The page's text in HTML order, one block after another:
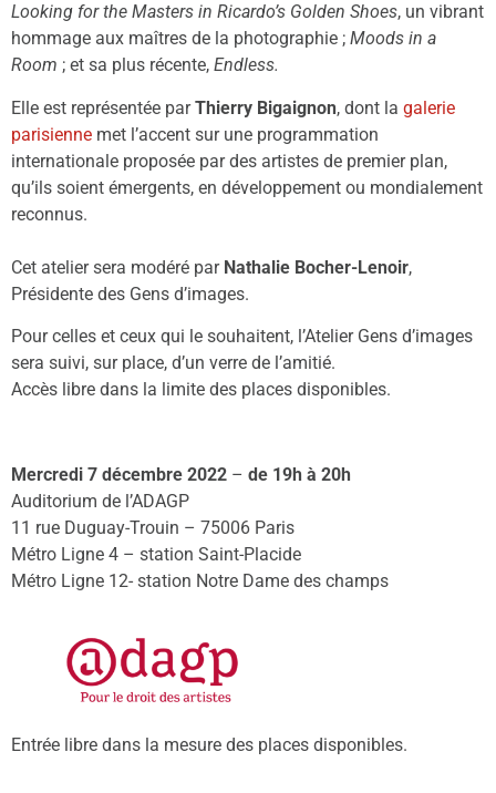
Looking for the Masters in Ricardo’s Golden Shoes, un vibrant
hommage aux maîtres de la photographie ; Moods in a
Room ; et sa plus récente, Endless.
Elle est représentée parThierry Bigaignon, dont la galerie
parisienne met l’accent sur une programmation
internationale proposée par des artistes de premier plan,
qu’ils soient émergents, en développement ou mondialement
reconnus.
Cet atelier sera modéré par Nathalie Bocher-Lenoir,
Présidente des Gens d’images.
Pour celles et ceux qui le souhaitent, l’Atelier Gens d’images
sera suivi, sur place, d’un verre de l’amitié.
Accès libre dans la limite des places disponibles.
Mercredi 7 décembre 2022 – de 19h à 20h
Auditorium de l’ADAGP
11 rue Duguay-Trouin – 75006 Paris
Métro Ligne 4 – station Saint-Placide
Métro Ligne 12- station Notre Dame des champs
Entrée libre dans la mesure des places disponibles.